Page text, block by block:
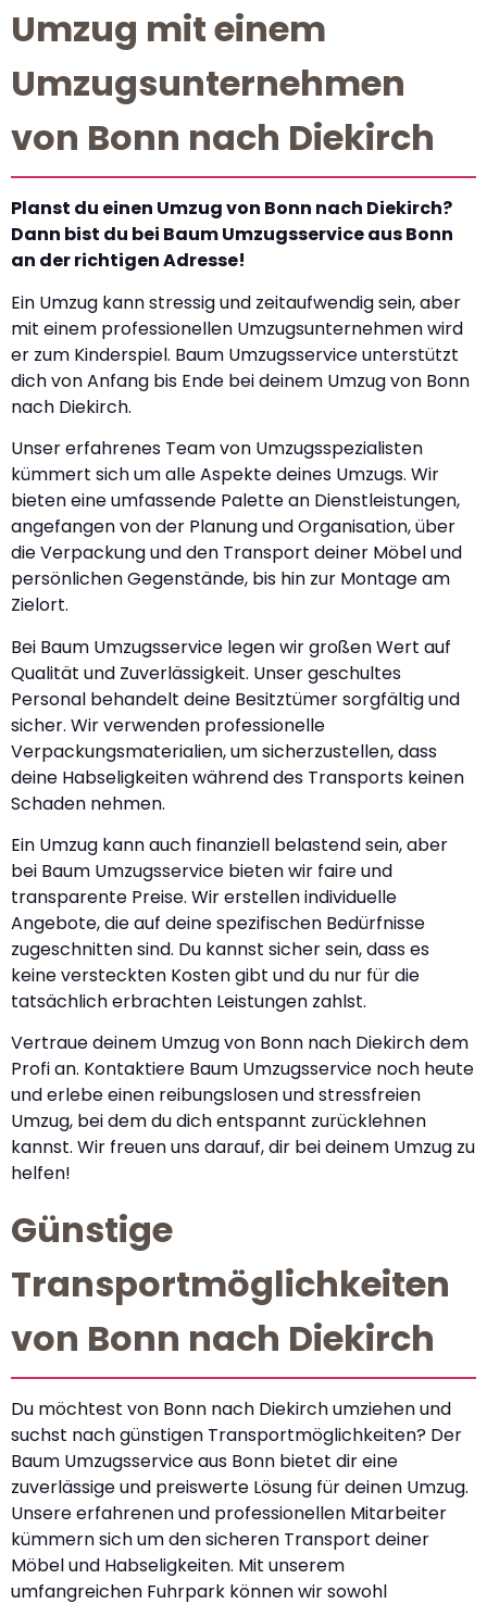
Umzug mit einem
Umzugsunternehmen
von Bonn nach Diekirch
Planst du einen Umzug von Bonn nach Diekirch?
Dann bist du bei Baum Umzugsservice aus Bonn
an der richtigen Adresse!
Ein Umzug kann stressig und zeitaufwendig sein, aber
mit einem professionellen Umzugsunternehmen wird
er zum Kinderspiel. Baum Umzugsservice unterstützt
dich von Anfang bis Ende bei deinem Umzug von Bonn
nach Diekirch.
Unser erfahrenes Team von Umzugsspezialisten
kümmert sich um alle Aspekte deines Umzugs. Wir
bieten eine umfassende Palette an Dienstleistungen,
angefangen von der Planung und Organisation, über
die Verpackung und den Transport deiner Möbel und
persönlichen Gegenstände, bis hin zur Montage am
Zielort.
Bei Baum Umzugsservice legen wir großen Wert auf
Qualität und Zuverlässigkeit. Unser geschultes
Personal behandelt deine Besitztümer sorgfältig und
sicher. Wir verwenden professionelle
Verpackungsmaterialien, um sicherzustellen, dass
deine Habseligkeiten während des Transports keinen
Schaden nehmen.
Ein Umzug kann auch finanziell belastend sein, aber
bei Baum Umzugsservice bieten wir faire und
transparente Preise. Wir erstellen individuelle
Angebote, die auf deine spezifischen Bedürfnisse
zugeschnitten sind. Du kannst sicher sein, dass es
keine versteckten Kosten gibt und du nur für die
tatsächlich erbrachten Leistungen zahlst.
Vertraue deinem Umzug von Bonn nach Diekirch dem
Profi an. Kontaktiere Baum Umzugsservice noch heute
und erlebe einen reibungslosen und stressfreien
Umzug, bei dem du dich entspannt zurücklehnen
kannst. Wir freuen uns darauf, dir bei deinem Umzug zu
helfen!
Günstige
Transportmöglichkeiten
von Bonn nach Diekirch
Du möchtest von Bonn nach Diekirch umziehen und
suchst nach günstigen Transportmöglichkeiten? Der
Baum Umzugsservice aus Bonn bietet dir eine
zuverlässige und preiswerte Lösung für deinen Umzug.
Unsere erfahrenen und professionellen Mitarbeiter
kümmern sich um den sicheren Transport deiner
Möbel und Habseligkeiten. Mit unserem
umfangreichen Fuhrpark können wir sowohl